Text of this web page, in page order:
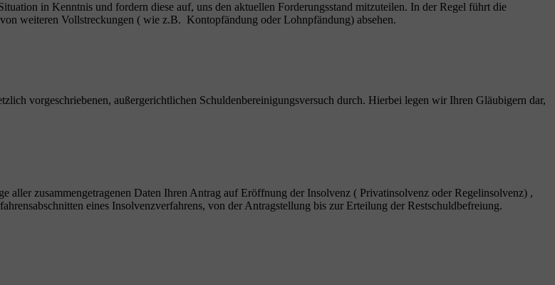
in Kenntnis und fordern diese auf, uns den aktuellen Forderungsstand mitzuteilen. In der Regel führt die
weiteren Vollstreckungen ( wie z.B. Kontopfändung oder Lohnpfändung) absehen.
vorgeschriebenen, außergerichtlichen Schuldenbereinigungsversuch durch. Hierbei legen wir Ihren Gläubigern dar,
zusammengetragenen Daten Ihren Antrag auf Eröffnung der Insolvenz ( Privatinsolvenz oder Regelinsolvenz) ,
eines Insolvenzverfahrens, von der Antragstellung bis zur Erteilung der Restschuldbefreiung.